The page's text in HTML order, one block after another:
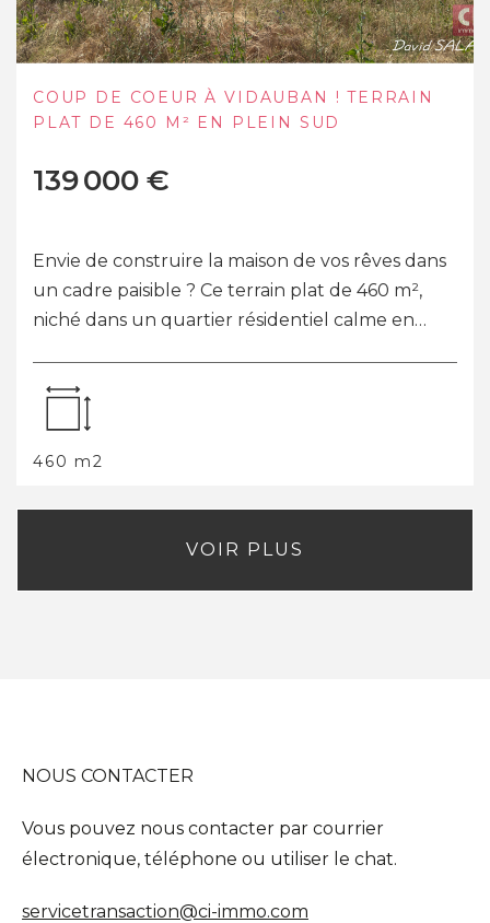
COUP DE COEUR À VIDAUBAN ! TERRAIN
PLAT DE 460 M² EN PLEIN SUD
139 000 €
Envie de construire la maison de vos rêves
un cadre paisible ? Ce terrain plat de 460 m²,
niché dans un quartier résidentiel calme en
460 m2
VOIR PLUS
NOUS CONTACTER
Vous pouvez nous contacter par courrier
électronique, téléphone ou utiliser le chat.
servicetransaction@ci-immo.com